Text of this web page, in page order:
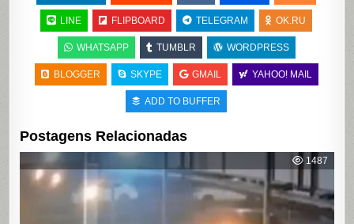
LINE FLIPBOARD TELEGRAM OK.RU
WHATSAPP TUMBLR WORDPRESS
BLOGGER SKYPE GMAIL YAHOO! MAIL
ADD TO BUFFER
Postagens Relacionadas
1487